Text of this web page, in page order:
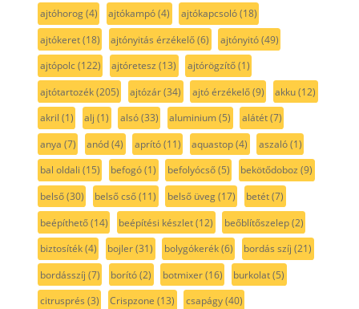
ajtóhorog(4) ajtókampó(4) ajtókapcsoló(18)
ajtókeret(18) ajtónyitás érzékelő(6) ajtónyitó(49)
ajtópolc(122) ajtóretesz (13) ajtórögzítő(1)
ajtótartozék(205) ajtózár(34) ajtó érzékelő(9) akku(12)
akril (1) alj (1) alsó(33) aluminium(5) alátét(7)
anya (7) anód(4) aprító(11) aquastop(4) aszaló(1)
bal oldali (15) befogó(1) befolyócső(5) bekötődoboz (9)
belső(30) belső cső(11) belső üveg(17) betét(7)
beépíthető(14) beépítési készlet(12) beőblítőszelep(2)
biztosíték(4) bojler(31) bolygókerék(6) bordás szíj (21)
bordásszíj (7) borító(2) botmixer(16) burkolat(5)
citrusprés (3) Crispzone (13) csapágy(40)